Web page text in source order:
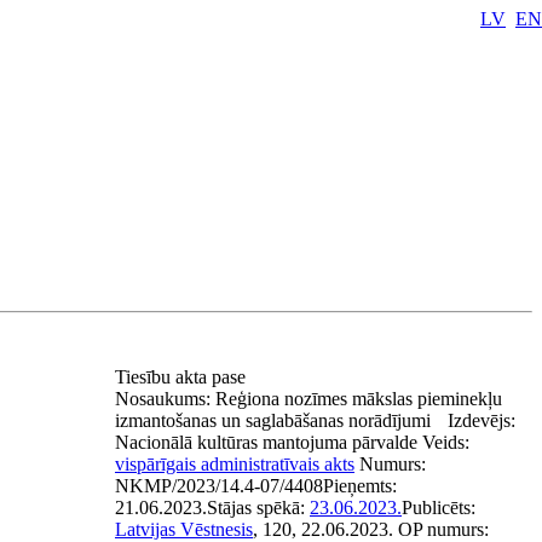
LV EN
Tiesību akta pase
Nosaukums: Reģiona nozīmes mākslas pieminekļu
izmantošanas un saglabāšanas norādījumi
Izdevējs:
Nacionālā kultūras mantojuma pārvalde Veids:
vispārīgais administratīvais akts Numurs:
NKMP/2023/14.4-07/4408Pieņemts:
21.06.2023.Stājas spēkā: 23.06.2023.Publicēts:
Latvijas Vēstnesis, 120, 22.06.2023. OP numurs: